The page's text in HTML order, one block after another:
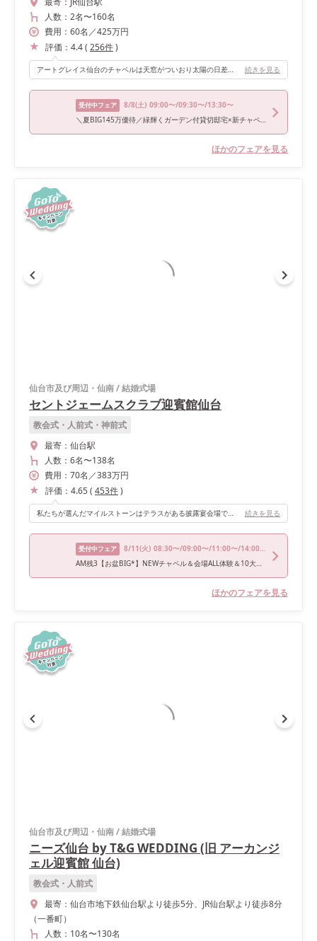
人数： 2名〜160名
費用： 60名 ／425万円
評価： 4.4( 256件)
アートグレイス仙台のチャペルは天窓がついおり太陽の日差しだけで、とても明るくなります また外観も素敵な建物ですがチャペル内もホワイトがベースになっており正面にある大きな窓から季節毎に変わる風景があります 私たちの結婚式の時は新緑でした🍀 またチャペルのバージンロードも長くお父さんと一緒にゆっくりと歩くことが出来るのも1つの魅力です✨ またチャペルの外にある大階段もホワイト1色で長さがあり周りには木々の緑とプールの青さが広がっておりとてもキレイな景色になっています 1度見てみて頂くと、その魅力は分かるかと思います😆💕 続きを見る
受付中フェア 8/8(土) 09:00〜/09:30〜/13:30〜
＼夏BIG145万優待／緑輝くガーデン付貸切邸宅×新チャペル
ほかのフェアを見る
仙台市及び周辺・仙南/結婚式場
セントジェームスクラブ迎賓館仙台
教会式・人前式・神前式
最寄： 仙台駅
人数： 6名〜138名
費用： 70名 ／383万円
評価： 4.65( 453件)
私たちが選んだマイルストーンはテラスがある披露宴会場です。テラスには水が流れており、都会らしからぬ水の音を感じられる空間が魅力です。ガーデン入場したい、テラスで楽しみたいと言う方にはオススメです。 雨が降ってもテラスを楽しめるように屋根が準備されていたり、天気が悪くても心配ない披露宴会場でした。 続きを見る
受付中フェア 8/11(火) 08:30〜/09:00〜/11:00〜/14:00〜/17:00〜
AM残3【お盆BIG*】NEWチャペル＆会場ALL体験＆10大特典 ※試食付
ほかのフェアを見る
仙台市及び周辺・仙南/結婚式場
ニーズ仙台 by T&G WEDDING (旧 アーカンジ
ェル迎賓館 仙台)
教会式・人前式
最寄： 仙台市地下鉄仙台駅より徒歩5分、JR仙台駅より徒歩8分
（一番町）
人数： 10名〜130名